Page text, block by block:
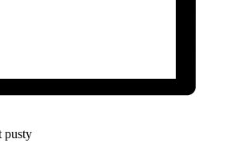
pusty